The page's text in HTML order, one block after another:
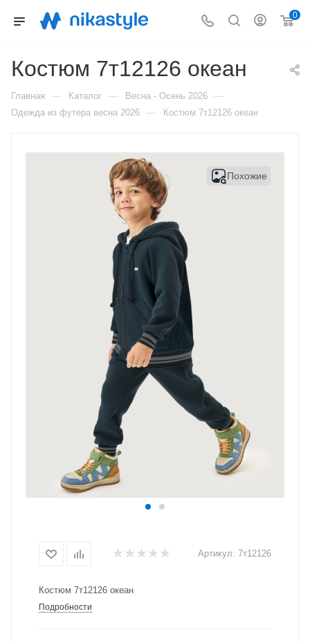
0
Костюм 7т12126 океан
Главная — Каталог — Весна - Осень 2026 —
Одежда из футера весна 2026 — Костюм 7т12126 океан
Похожие
Артикул: 7т12126
Костюм 7т12126 океан
Подробности